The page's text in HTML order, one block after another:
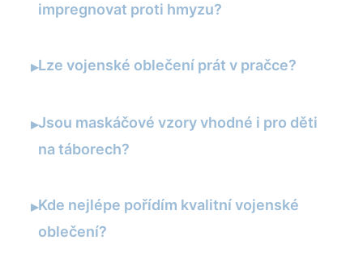
impregnovat proti hmyzu?
▸Lze vojenské oblečení prát v pračce?
▸Jsou maskáčové vzory vhodné i pro děti
na táborech?
▸Kde nejlépe pořídím kvalitní vojenské
oblečení?